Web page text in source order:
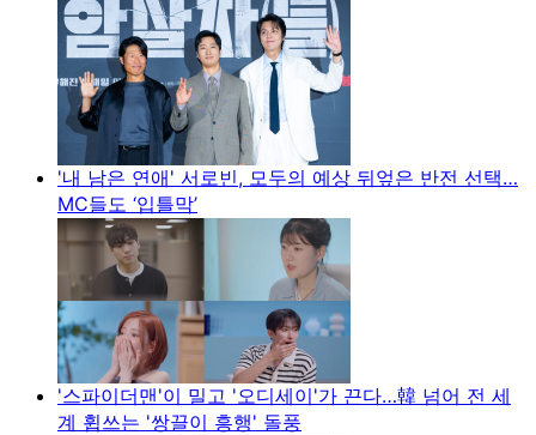
'내 남은 연애' 서로빈, 모두의 예상 뒤엎은 반전 선택…
MC들도 ‘입틀막’
'스파이더맨'이 밀고 '오디세이'가 끈다…韓 넘어 전 세
계 휩쓰는 '쌍끌이 흥행' 돌풍